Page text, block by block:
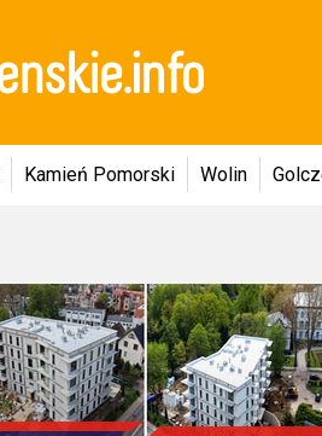
Kamień Pomorski Wolin